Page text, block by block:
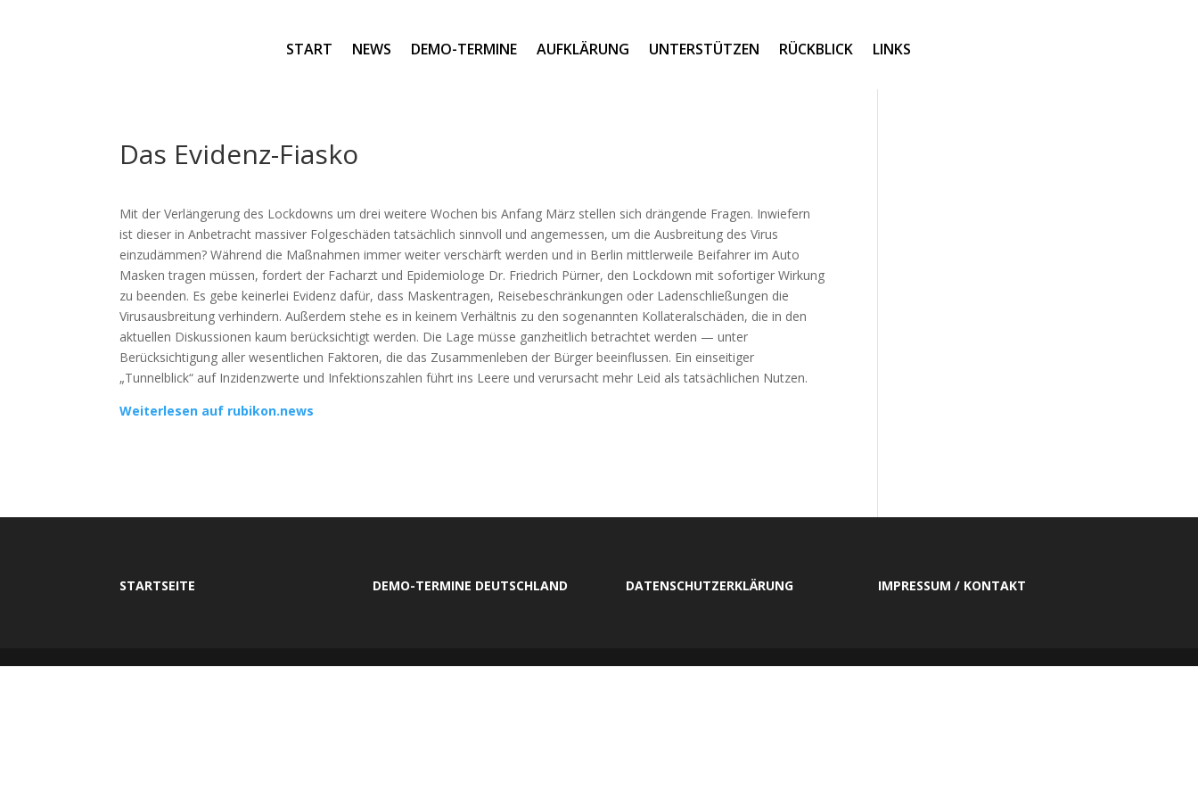
START NEWS DEMO-TERMINE AUFKLÄRUNG UNTERSTÜTZEN RÜCKBLICK LINKS
Das Evidenz-Fiasko
Mit der Verlängerung des Lockdowns um drei weitere Wochen bis Anfang März stellen sich drängende Fragen. Inwiefern
ist dieser in Anbetracht massiver Folgeschäden tatsächlich sinnvoll und angemessen, um die Ausbreitung des Virus
einzudämmen? Während die Maßnahmen immer weiter verschärft werden und in Berlin mittlerweile Beifahrer im Auto
Masken tragen müssen, fordert der Facharzt und Epidemiologe Dr. Friedrich Pürner, den Lockdown mit sofortiger Wirkung
zu beenden. Es gebe keinerlei Evidenz dafür, dass Maskentragen, Reisebeschränkungen oder Ladenschließungen die
Virusausbreitung verhindern. Außerdem stehe es in keinem Verhältnis zu den sogenannten Kollateralschäden, die in den
aktuellen Diskussionen kaum berücksichtigt werden. Die Lage müsse ganzheitlich betrachtet werden — unter
Berücksichtigung aller wesentlichen Faktoren, die das Zusammenleben der Bürger beeinflussen. Ein einseitiger
„Tunnelblick“ auf Inzidenzwerte und Infektionszahlen führt ins Leere und verursacht mehr Leid als tatsächlichen Nutzen.
Weiterlesen auf rubikon.news
STARTSEITE DEMO-TERMINE DEUTSCHLAND DATENSCHUTZERKLÄRUNG IMPRESSUM / KONTAKT